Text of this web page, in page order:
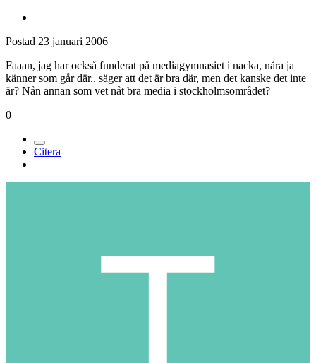
Postad 23 januari 2006
Faaan, jag har också funderat på mediagymnasiet i nacka, nåra ja
känner som går där.. säger att det är bra där, men det kanske det inte
är? Nån annan som vet nåt bra media i stockholmsområdet?
0
Citera